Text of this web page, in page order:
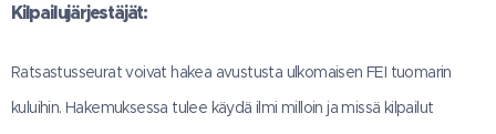
Kilpailujärjestäjät:
Ratsastusseurat voivat hakea avustusta ulkomaisen FEI tuomarin
kuluihin. Hakemuksessa tulee käydä ilmi milloin ja missä kilpailut